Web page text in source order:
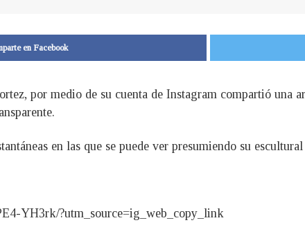
en Facebook
por medio de su cuenta de Instagram compartió una
en las que se puede ver presumiendo su
YH3rk/?utm_source=ig_web_copy_link